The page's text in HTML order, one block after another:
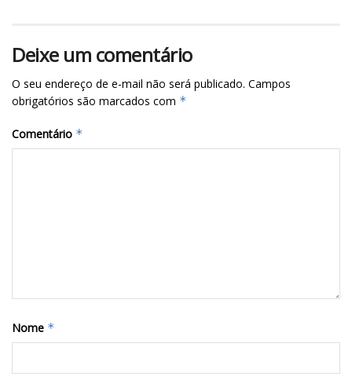
Deixe um comentário
O seu endereço de e-mail não será publicado. Campos
obrigatórios são marcados com *
Comentário *
Nome *